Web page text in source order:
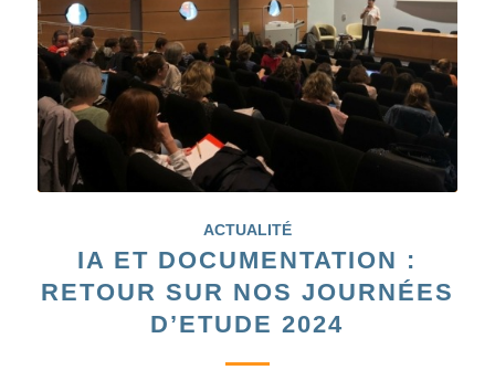
ACTUALITÉ
IA ET DOCUMENTATION :
RETOUR SUR NOS JOURNÉES
D’ETUDE 2024